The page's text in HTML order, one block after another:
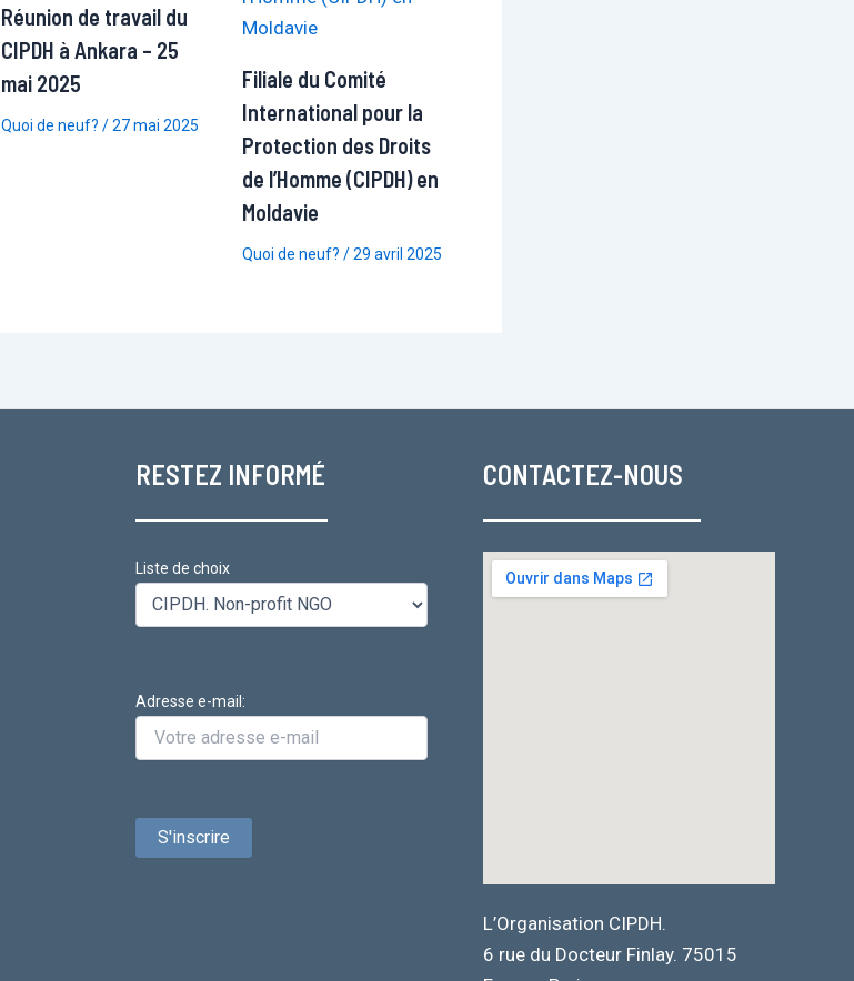
Réunion de travail du
CIPDH à Ankara – 25
mai 2025
Quoi de neuf? /27 mai 2025
Filiale du Comité
International pour la
Protection des Droits
de l’Homme (CIPDH) en
Moldavie
Quoi de neuf? /29 avril 2025
RESTEZ INFORMÉ
Liste de choix
Adresse e-mail:
CONTACTEZ-NOUS
L’Organisation CIPDH.
6 rue du Docteur Finlay. 75015